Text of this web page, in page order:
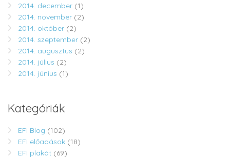
2014. december (1)
2014. november (2)
2014. október (2)
2014. szeptember (2)
2014. augusztus (2)
2014. július (2)
2014. június (1)
Kategóriák
EFI Blog (102)
EFI előadások (18)
EFI plakát (69)